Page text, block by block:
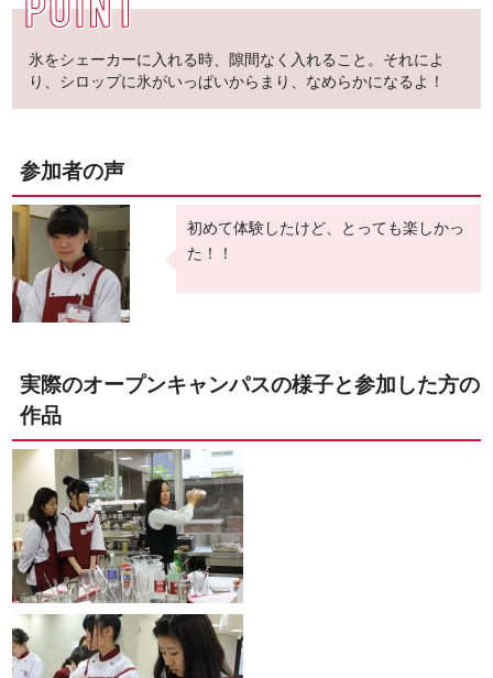
氷をシェーカーに入れる時、隙間なく入れること。それによ
り、シロップに氷がいっぱいからまり、なめらかになるよ！
参加者の声
初めて体験したけど、とっても楽しかっ
た！！
実際のオープンキャンパスの様子と参加した方の
作品